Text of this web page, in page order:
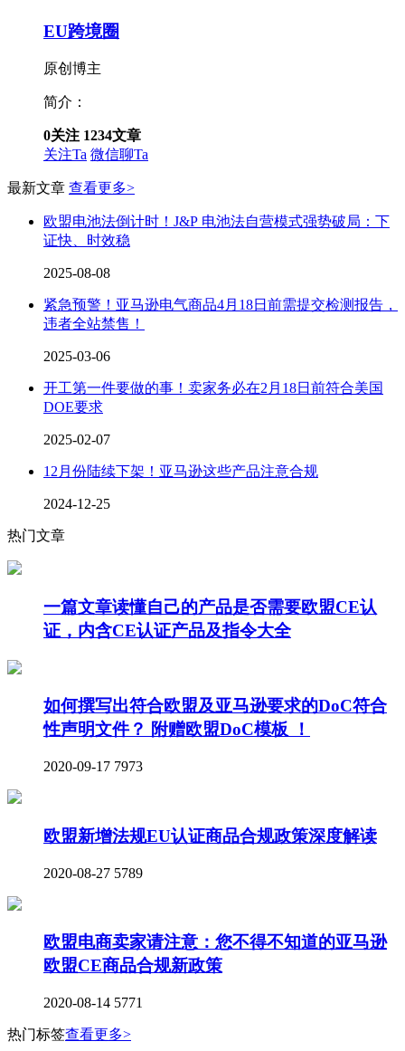
EU跨境圈
原创博主
简介：
0关注 1234文章
关注Ta 微信聊Ta
最新文章 查看更多>
欧盟电池法倒计时！J&P 电池法自营模式强势破局：下
证快、时效稳
2025-08-08
紧急预警！亚马逊电气商品4月18日前需提交检测报告，
违者全站禁售！
2025-03-06
开工第一件要做的事！卖家务必在2月18日前符合美国
DOE要求
2025-02-07
12月份陆续下架！亚马逊这些产品注意合规
2024-12-25
热门文章
一篇文章读懂自己的产品是否需要欧盟CE认
证，内含CE认证产品及指令大全
如何撰写出符合欧盟及亚马逊要求的DoC符合
性声明文件？ 附赠欧盟DoC模板 ！
2020-09-17 7973
欧盟新增法规EU认证商品合规政策深度解读
2020-08-27 5789
欧盟电商卖家请注意：您不得不知道的亚马逊
欧盟CE商品合规新政策
2020-08-14 5771
热门标签查看更多>